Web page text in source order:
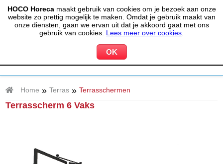
HOCO Horecamaakt gebruik van cookies om je bezoek aan onze
website zo prettig mogelijk te maken. Omdat je gebruik maakt van
onze diensten, gaan we ervan uit dat je akkoord gaat met ons
gebruik van cookies. Lees meer over cookies
(020) 497 6325 info@hocohoreca.nl
MIJN ACCOUNT 0 WINKELWAGEN
Home » Terras » Terrasschermen
Terrasscherm 6 Vaks